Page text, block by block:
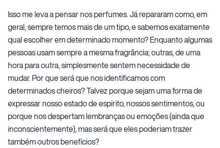
Isso me leva a pensar nos perfumes. Já repararam como, em
geral, sempre temos mais de um tipo, e sabemos exatamente
qual escolher em determinado momento? Enquanto algumas
pessoas usam sempre a mesma fragrância; outras, de uma
hora para outra, simplesmente sentem necessidade de
mudar. Por que será que nos identificamos com
determinados cheiros? Talvez porque sejam uma forma de
expressar nosso estado de espírito, nossos sentimentos, ou
porque nos despertam lembranças ou emoções (ainda que
inconscientemente), mas será que eles poderiam trazer
também outros benefícios?